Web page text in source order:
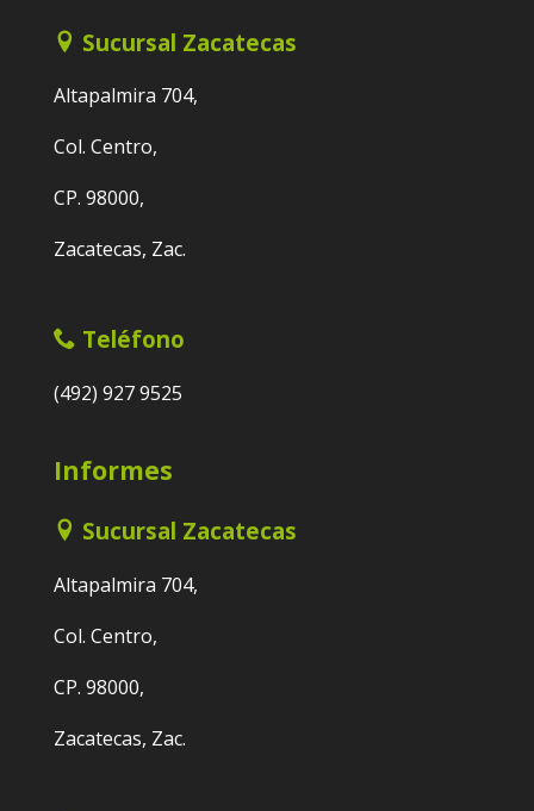
Sucursal Zacatecas
Altapalmira 704,
Col. Centro,
CP. 98000,
Zacatecas, Zac.
Teléfono
(492) 927 9525
Informes
Sucursal Zacatecas
Altapalmira 704,
Col. Centro,
CP. 98000,
Zacatecas, Zac.